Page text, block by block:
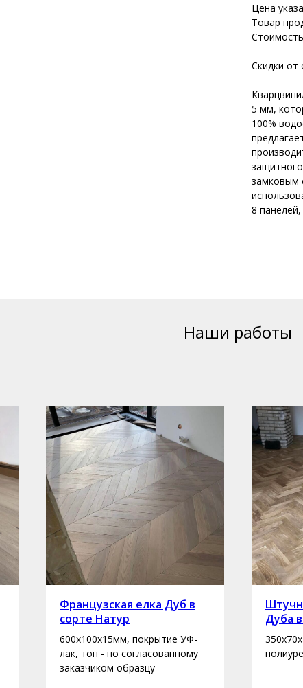
Цена
Товар
Скидки от
5 мм,
100%
замковым
8
Наши работы
Французская елка Дуб в
сорте Натур
600х100х15мм, покрытие УФ-
лак, тон - по согласованному
заказчиком образцу
Дуба